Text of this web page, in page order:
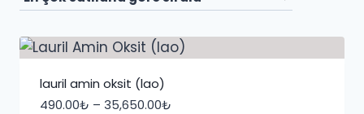
sıralandı
lauril amin oksit (lao)
490.00₺ – 35,650.00₺Fiyat